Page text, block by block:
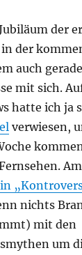
der
der
auch
mit sich.
hatte ich ja
verwiesen,
nichts
mit den
um